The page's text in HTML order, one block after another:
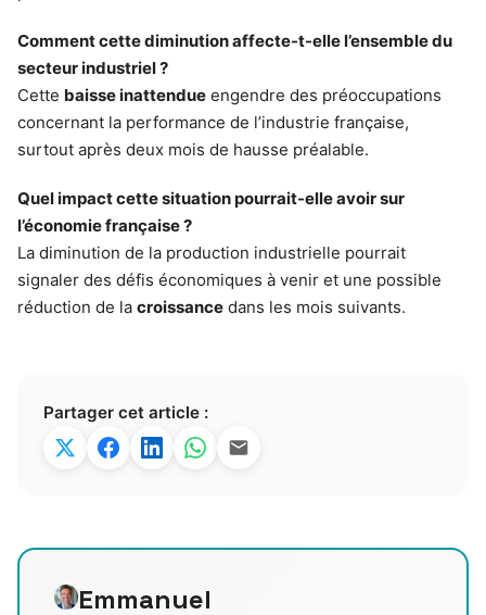
Comment cette diminution affecte-t-elle l’ensemble du
secteur industriel ?
Cette baisse inattendue engendre des préoccupations
concernant la performance de l’industrie française,
surtout après deux mois de hausse préalable.
Quel impact cette situation pourrait-elle avoir sur
l’économie française ?
La diminution de la production industrielle pourrait
signaler des défis économiques à venir et une possible
réduction de la croissance dans les mois suivants.
Partager cet article :
Emmanuel